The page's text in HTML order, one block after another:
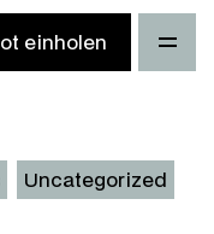
einholen
Uncategorized